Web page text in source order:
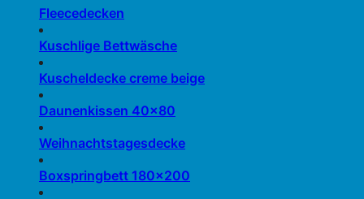
Fleecedecken
Kuschlige Bettwäsche
Kuscheldecke creme beige
Daunenkissen 40×80
Weihnachtstagesdecke
Boxspringbett 180×200